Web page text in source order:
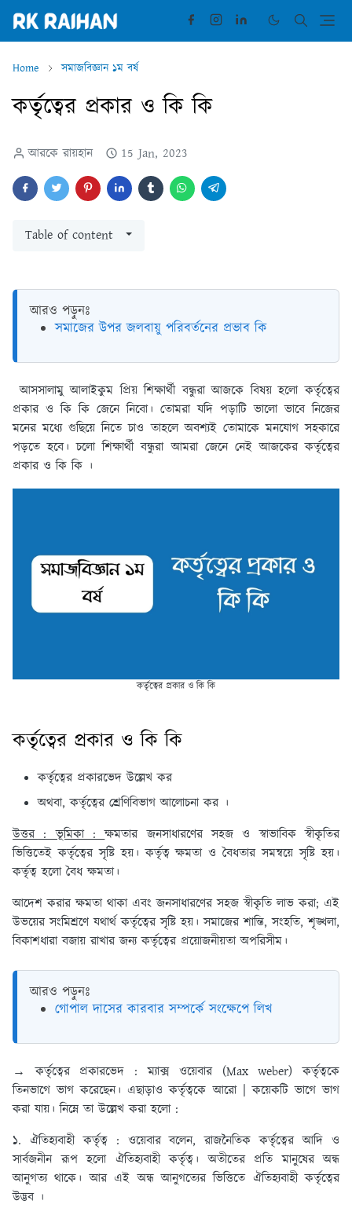
Home সমাজবিজ্ঞান ১ম বর্ষ
কর্তৃত্বের প্রকার ও কি কি
আরকে রায়হান 15 Jan, 2023
Table of content
আরও পড়ুনঃ
সমাজের উপর জলবায়ু পরিবর্তনের প্রভাব কি
আসসালামু আলাইকুম প্রিয় শিক্ষার্থী বন্ধুরা আজকে বিষয় হলো কর্তৃত্বের
প্রকার ও কি কি জেনে নিবো। তোমরা যদি পড়াটি ভালো ভাবে নিজের
মনের মধ্যে গুছিয়ে নিতে চাও তাহলে অবশ্যই তোমাকে মনযোগ সহকারে
পড়তে হবে। চলো শিক্ষার্থী বন্ধুরা আমরা জেনে নেই আজকের কর্তৃত্বের
প্রকার ও কি কি ।
কর্তৃত্বের প্রকার ও কি কি
কর্তৃত্বের প্রকার ও কি কি
কর্তৃত্বের প্রকারভেদ উল্লেখ কর
অথবা, কর্তৃত্বের শ্রেণিবিভাগ আলোচনা কর ।
উত্তর : ভূমিকা :ক্ষমতার জনসাধারণের সহজ ও স্বাভাবিক স্বীকৃতির
ভিত্তিতেই কর্তৃত্বের সৃষ্টি হয়। কর্তৃত্ব ক্ষমতা ও বৈধতার সমন্বয়ে সৃষ্টি হয়।
কর্তৃত্ব হলো বৈধ ক্ষমতা।
আদেশ করার ক্ষমতা থাকা এবং জনসাধারণের সহজ স্বীকৃতি লাভ করা; এই
উভয়ের সংমিশ্রণে যথার্থ কর্তৃত্বের সৃষ্টি হয়। সমাজের শান্তি, সংহতি, শৃঙ্খলা,
বিকাশধারা বজায় রাখার জন্য কর্তৃত্বের প্রয়োজনীয়তা অপরিসীম।
আরও পড়ুনঃ
গোপাল দাসের কারবার সম্পর্কে সংক্ষেপে লিখ
→ কর্তৃত্বের প্রকারভেদ :ম্যাক্স ওয়েবার (Max weber) কর্তৃত্বকে
তিনভাগে ভাগ করেছেন। এছাড়াও কর্তৃত্বকে আরো | কয়েকটি ভাগে ভাগ
করা যায়। নিম্নে তা উল্লেখ করা হলো :
১. ঐতিহ্যবাহী কর্তৃত্ব : ওয়েবার বলেন, রাজনৈতিক কর্তৃত্বের আদি ও
সার্বজনীন রূপ হলো ঐতিহ্যবাহী কৰ্তৃত্ব। অতীতের প্রতি মানুষের অন্ধ
আনুগত্য থাকে। আর এই অন্ধ আনুগত্যের ভিত্তিতে ঐতিহ্যবাহী কর্তৃত্বের
উদ্ভব ।